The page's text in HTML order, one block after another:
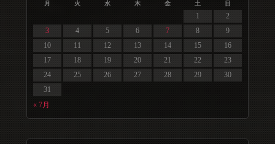
月 火 水 木 金 土 日
« 7月
1
2
3
4 5 6 7 8
9
10
11 12 13 14 15
16
17
18 19 20 21 22
23
24
25 26 27 28 29
30
31